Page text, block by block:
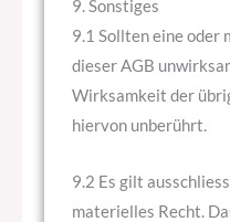
9. Sonstiges
9.1 Sollten eine oder
dieser AGB
Wirksamkeit der
hiervon unberührt.
9.2 Es gilt
materielles Recht.